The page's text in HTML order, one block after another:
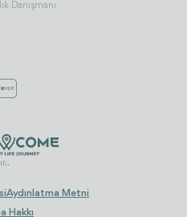
Danışmanı
Aydınlatma Metni
Hakkı